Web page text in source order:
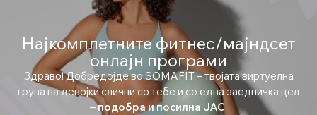
Најкомплетните фитнес/мајндсет
онлајн програми
Здраво! Добредојде во SOMAFIT – твојата виртуелна
група на девојки слични со тебе и со една заедничка цел
–подобра и посилна ЈАС.